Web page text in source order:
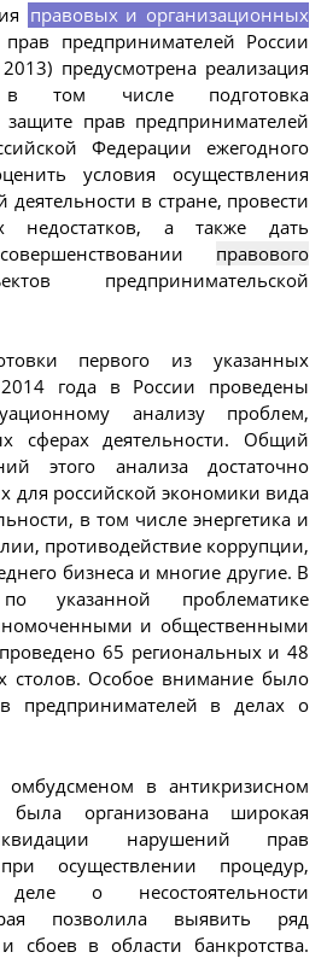
правовых и организационных
предпринимателей России
предусмотрена реализация
том числе подготовка
прав предпринимателей
Федерации ежегодного
условия осуществления
в стране, провести
недостатков, а также дать
правового
предпринимательской
первого из указанных
года в России проведены
анализу проблем,
сферах деятельности. Общий
этого анализа достаточно
для российской экономики вида
в том числе энергетика и
противодействие коррупции,
бизнеса и многие другие. В
указанной проблематике
и общественными
65 региональных и 48
столов. Особое внимание было
предпринимателей в делах о
в антикризисном
была организована широкая
нарушений прав
осуществлении процедур,
о несостоятельности
позволила выявить ряд
сбоев в области банкротства.